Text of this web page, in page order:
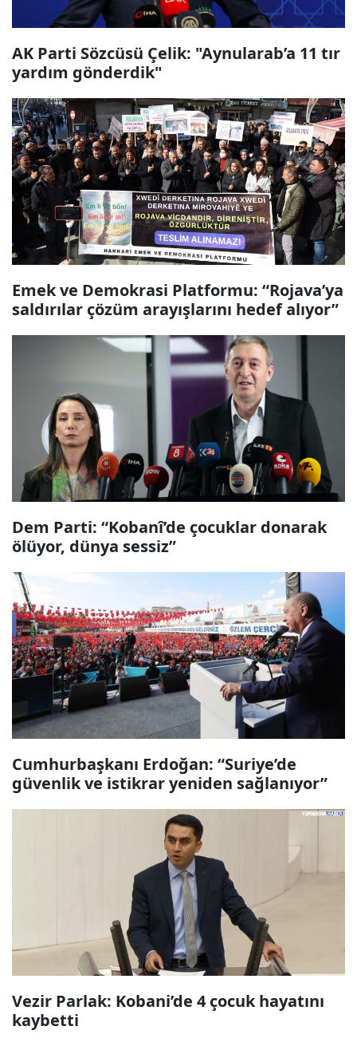
AK Parti Sözcüsü Çelik: "Aynularab’a 11 tır
yardım gönderdik"
Emek ve Demokrasi Platformu: “Rojava’ya
saldırılar çözüm arayışlarını hedef alıyor”
Dem Parti: “Kobanî’de çocuklar donarak
ölüyor, dünya sessiz”
Cumhurbaşkanı Erdoğan: “Suriye’de
güvenlik ve istikrar yeniden sağlanıyor”
Vezir Parlak: Kobani’de 4 çocuk hayatını
kaybetti